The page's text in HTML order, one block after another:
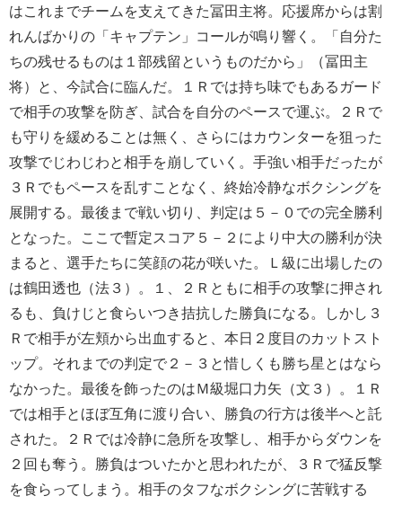
はこれまでチームを支えてきた冨田主将。応援席からは割
れんばかりの「キャプテン」コールが鳴り響く。「自分た
ちの残せるものは１部残留というものだから」（冨田主
将）と、今試合に臨んだ。１Ｒでは持ち味でもあるガード
で相手の攻撃を防ぎ、試合を自分のペースで運ぶ。２Ｒで
も守りを緩めることは無く、さらにはカウンターを狙った
攻撃でじわじわと相手を崩していく。手強い相手だったが
３Ｒでもペースを乱すことなく、終始冷静なボクシングを
展開する。最後まで戦い切り、判定は５－０での完全勝利
となった。ここで暫定スコア５－２により中大の勝利が決
まると、選手たちに笑顔の花が咲いた。Ｌ級に出場したの
は鶴田透也（法３）。１、２Ｒともに相手の攻撃に押され
るも、負けじと食らいつき拮抗した勝負になる。しかし３
Ｒで相手が左頬から出血すると、本日２度目のカットスト
ップ。それまでの判定で２－３と惜しくも勝ち星とはなら
なかった。最後を飾ったのはＭ級堀口力矢（文３）。１Ｒ
では相手とほぼ互角に渡り合い、勝負の行方は後半へと託
された。２Ｒでは冷静に急所を攻撃し、相手からダウンを
２回も奪う。勝負はついたかと思われたが、３Ｒで猛反撃
を食らってしまう。相手のタフなボクシングに苦戦する